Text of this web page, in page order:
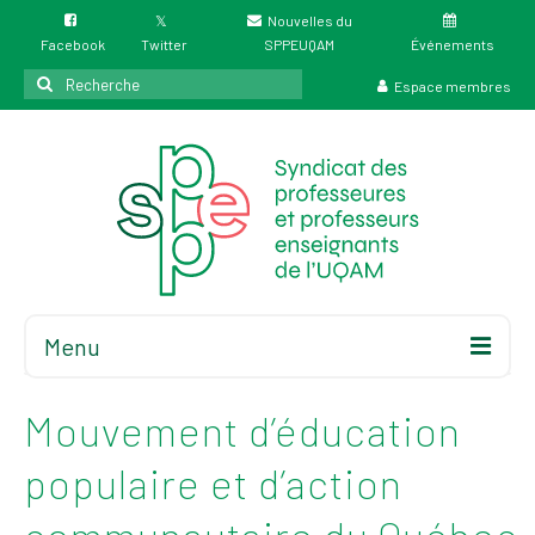
Facebook Twitter
Nouvelles du
SPPEUQAM
Événements
Rechercher
:
Espace membres
Menu
Résultat des
élections du 4 juin
Mouvement d’éducation
populaire et d’action